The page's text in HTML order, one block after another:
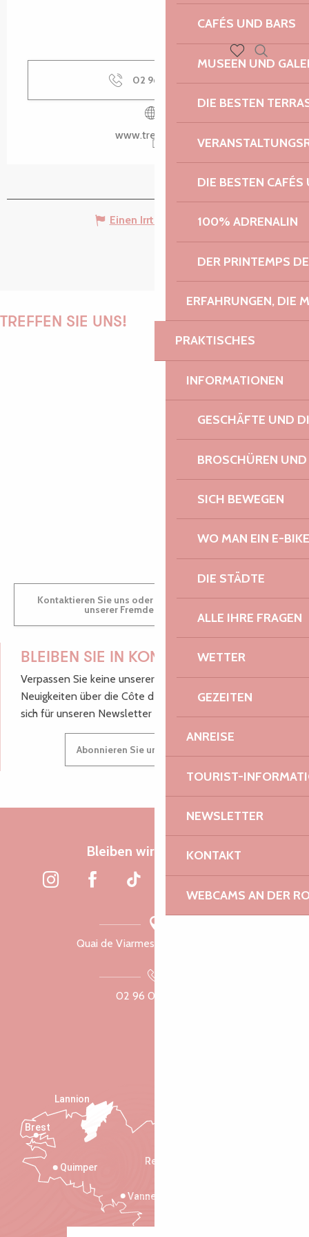
CAFÉS UND BARS
MUSEEN UND
DIE BESTEN
DIE BESTEN
100% ADRENALIN
DER PRINTEMPS
ERFAHRUNGEN, DIE
PRAKTISCHES
INFORMATIONEN
GESCHÄFTE UND
BROSCHÜREN
SICH BEWEGEN
WO MAN EIN E-
DIE STÄDTE
ALLE IHRE FRAGEN
WETTER
GEZEITEN
ANREISE
TOURIST-
NEWSLETTER
KONTAKT
WEBCAMS AN DER
Voir les favoris
Suche
02 96 15 38▒▒
www.tregastel.fr
Einen Irrtum angeben
TREFFEN SIE UNS!
AUDREY
Kontaktieren Sie uns oder besuchen Sie uns in einem
unserer Fremdenverkehrsbüros.
BLEIBEN SIE IN KONTAKT!
Verpassen Sie keine unserer guten Tipps und
Neuigkeiten über die Côte de Granit Rose, melden Sie
sich für unseren Newsletter an.
Abonnieren Sie unseren Newsletter
Bleiben wir verbunden
Quai de Viarmes, 22300 Lannion
02 96 05 60 70
Rennes
Vannes
Quimper
Lannion
Brest